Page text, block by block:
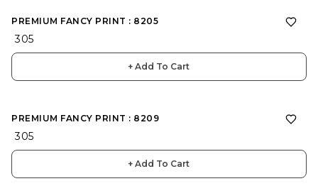
PREMIUM FANCY PRINT : 8205
₹ 305
+ Add To Cart
PREMIUM FANCY PRINT : 8209
₹ 305
+ Add To Cart